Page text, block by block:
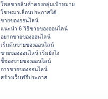
โพสขายสินค้าตรงกลุ่มเป้าหมาย
โฆษณาเลื่อนประกาศได้
ขายของออนไลน์
แนะนำ 6 วิธีขายของออนไลน์
อยากขายของออนไลน์
เริ่มต้นขายของออนไลน์
ขายของออนไลน์ เริ่มยังไง
ชี้ช่องขายของออนไลน์
การขายของออนไลน์
สร้างเว็บฟรีประกาศ